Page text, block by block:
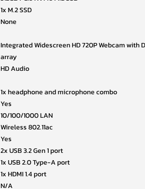
1x M.2 SSD
None
Integrated Widescreen HD 720P Webcam with
array
HD Audio
1x headphone and microphone combo
Yes
10/100/1000 LAN
Wireless 802.11ac
Yes
2x USB 3.2 Gen 1 port
1x USB 2.0 Type-A port
1x HDMI 1.4 port
N/A